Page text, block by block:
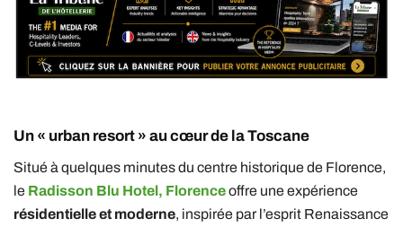
Un « urban resort » au cœur de la Toscane
Situé à quelques minutes du centre historique de Florence,
le Radisson Blu Hotel, Florenceoffre une expérience
résidentielle et moderne, inspirée par l’esprit Renaissance